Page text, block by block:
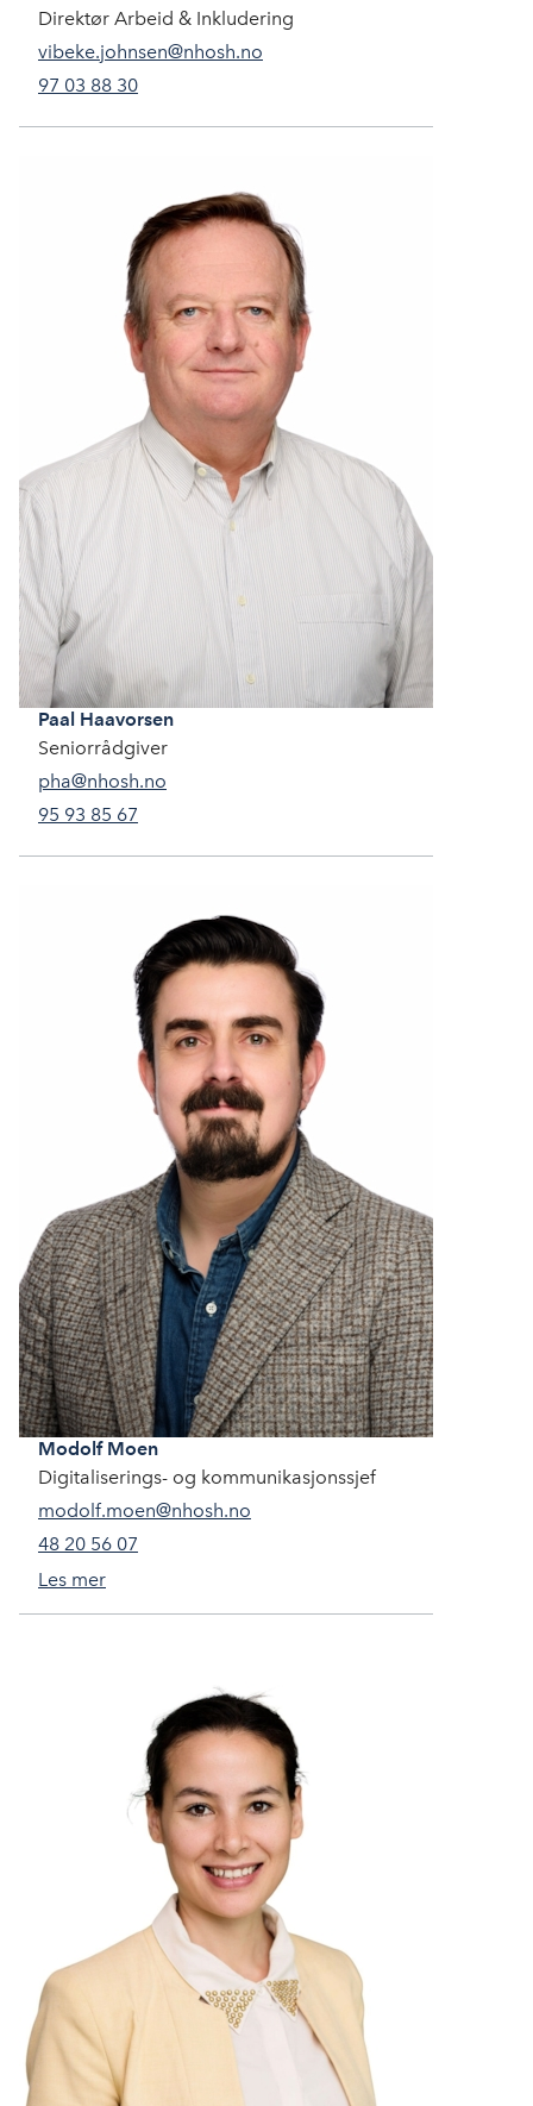
Direktør Arbeid & Inkludering
vibeke.johnsen@nhosh.no
97 03 88 30
Paal Haavorsen
Seniorrådgiver
pha@nhosh.no
95 93 85 67
Modolf Moen
Digitaliserings- og kommunikasjonssjef
modolf.moen@nhosh.no
48 20 56 07
Les mer